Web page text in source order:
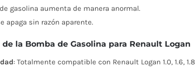
gasolina aumenta de manera anormal.
apaga sin razón aparente.
la Bomba de Gasolina para Renault Logan
: Totalmente compatible con Renault Logan 1.0, 1.6,